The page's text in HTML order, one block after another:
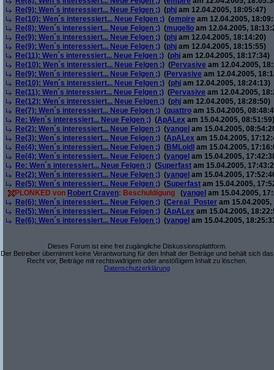
Re(9): Wen´s interessiert... Neue Felgen ;) (phj am 12.04.2005, 18:05:47)
Re(10): Wen´s interessiert... Neue Felgen ;) (empire am 12.04.2005,
Re(8): Wen´s interessiert... Neue Felgen ;) (mugello am 12.04.2005,
Re(9): Wen´s interessiert... Neue Felgen ;) (phj am 12.04.2005, 18:14:20)
Re(9): Wen´s interessiert... Neue Felgen ;) (phj am 12.04.2005, 18:15:55)
Re(11): Wen´s interessiert... Neue Felgen ;) (phj am 12.04.2005, 18:17:34)
Re(10): Wen´s interessiert... Neue Felgen ;) (Pervasive am 12.04.2005,
Re(9): Wen´s interessiert... Neue Felgen ;) (Pervasive am 12.04.2005,
Re(10): Wen´s interessiert... Neue Felgen ;) (phj am 12.04.2005, 18:24:13)
Re(11): Wen´s interessiert... Neue Felgen ;) (Pervasive am 12.04.2005,
Re(12): Wen´s interessiert... Neue Felgen ;) (phj am 12.04.2005, 18:28:50)
Re(7): Wen´s interessiert... Neue Felgen ;) (quattro am 15.04.2005,
Re: Wen´s interessiert... Neue Felgen ;) (ApALex am 15.04.2005, 08:51:59)
Re(2): Wen´s interessiert... Neue Felgen ;) (yangel am 15.04.2005,
Re(3): Wen´s interessiert... Neue Felgen ;) (ApALex am 15.04.2005,
Re(4): Wen´s interessiert... Neue Felgen ;) (BMLoidl am 15.04.2005,
Re(4): Wen´s interessiert... Neue Felgen ;) (yangel am 15.04.2005,
Re: Wen´s interessiert... Neue Felgen ;) (Superfast am 15.04.2005,
Re(2): Wen´s interessiert... Neue Felgen ;) (yangel am 15.04.2005,
Re(5): Wen´s interessiert... Neue Felgen ;) (Superfast am 15.04.2005,
PLONKED von Robert Craven: Beschuldigung (yangel am 15.04.2005,
Re(6): Wen´s interessiert... Neue Felgen ;) (Cereal_Poster am 15.04.2005,
Re(5): Wen´s interessiert... Neue Felgen ;) (ApALex am 15.04.2005,
Re(6): Wen´s interessiert... Neue Felgen ;) (yangel am 15.04.2005,
Dieses Forum ist eine frei zugängliche Diskussionsplattform.
Der Betreiber übernimmt keine Verantwortung für den Inhalt der Beiträge und behält sich das
Recht vor, Beiträge mit rechtswidrigem oder anstößigem Inhalt zu löschen.
Datenschutzerklärung